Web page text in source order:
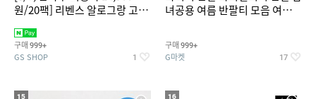
원/20팩] 리벤스 알로그랑 고평
구매 999+
GS SHOP 1
녀공용 여름 반팔티 모음 여름
구매 999+
G마켓 17
15 16